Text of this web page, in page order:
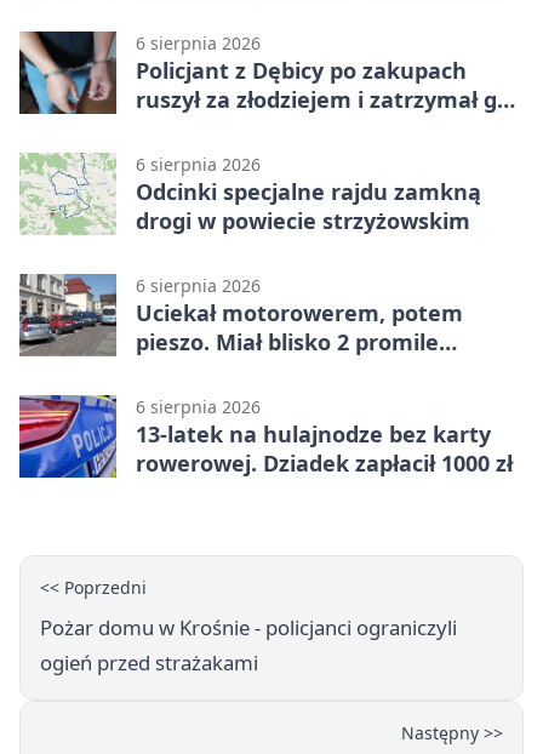
6 sierpnia 2026
Policjant z Dębicy po zakupach
ruszył za złodziejem i zatrzymał go
6 sierpnia 2026
Odcinki specjalne rajdu zamkną
drogi w powiecie strzyżowskim
6 sierpnia 2026
Uciekał motorowerem, potem
pieszo. Miał blisko 2 promile
6 sierpnia 2026
13-latek na hulajnodze bez karty
rowerowej. Dziadek zapłacił 1000 zł
<< Poprzedni
Pożar domu w Krośnie - policjanci ograniczyli
ogień przed strażakami
Następny >>